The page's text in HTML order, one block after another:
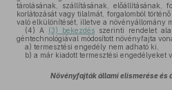
tárolásának, szállításának, előállításának,
korlátozását vagy tilalmát, forgalomból
való elkülönítését, illetve a növényállomány
(4) A (3) bekezdés szerinti rendelet
géntechnológiával módosított növényfajta
a) termesztési engedély nem adható ki,
b) a már kiadott termesztési engedélyeket
Növényfajták állami elismerése